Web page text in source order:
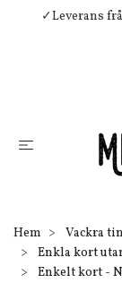
✓Leverans
Hem Vackra
Enkla kort
Enkelt kort -